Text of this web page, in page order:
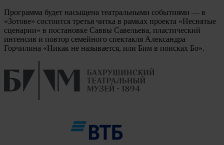
Программа будет насыщена театральными событиями — в
«Зотове» состоится третья читка в рамках проекта «Неснятые
сценарии» в постановке Саввы Савельева, пластический
интенсив и повтор семейного спектакля Александра
Горчилина «Никак не называется, или Бим в поисках Бо».